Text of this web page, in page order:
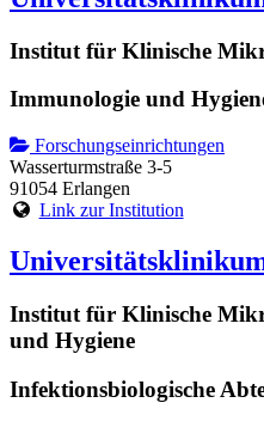
Institut für Klinische
Immunologie und
Forschungseinrichtungen
Wasserturmstraße 3-5
91054 Erlangen
Link zur Institution
Institut für Klinische
und Hygiene
Infektionsbiologische